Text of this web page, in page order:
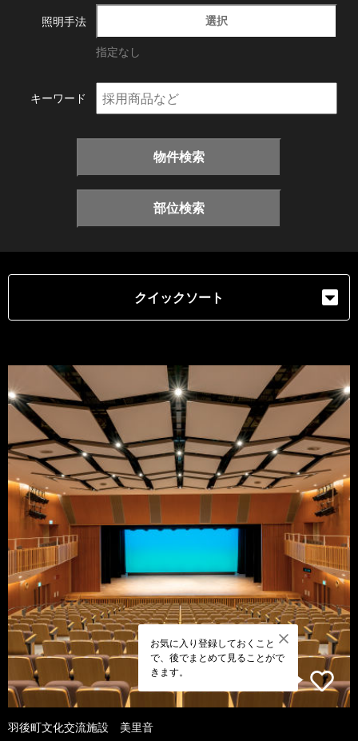
照明手法 選択
指定なし
キーワード
物件検索
部位検索
クイックソート
お気に入り登録しておくこと
で、後でまとめて見ることがで
きます。
羽後町文化交流施設 美里音